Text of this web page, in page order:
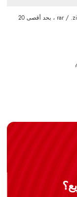
يدعم فقط .rar / .zip / .jpg / .png / .gif / .doc / .xls / .pdf ، بحد أقصى 20